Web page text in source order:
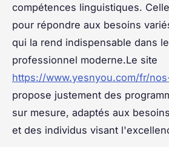
compétences linguistiques.
pour répondre aux besoins
qui la rend indispensable dans
professionnel moderne.Le site
https://www.yesnyou.com/fr/
propose justement des
sur mesure, adaptés aux
et des individus visant